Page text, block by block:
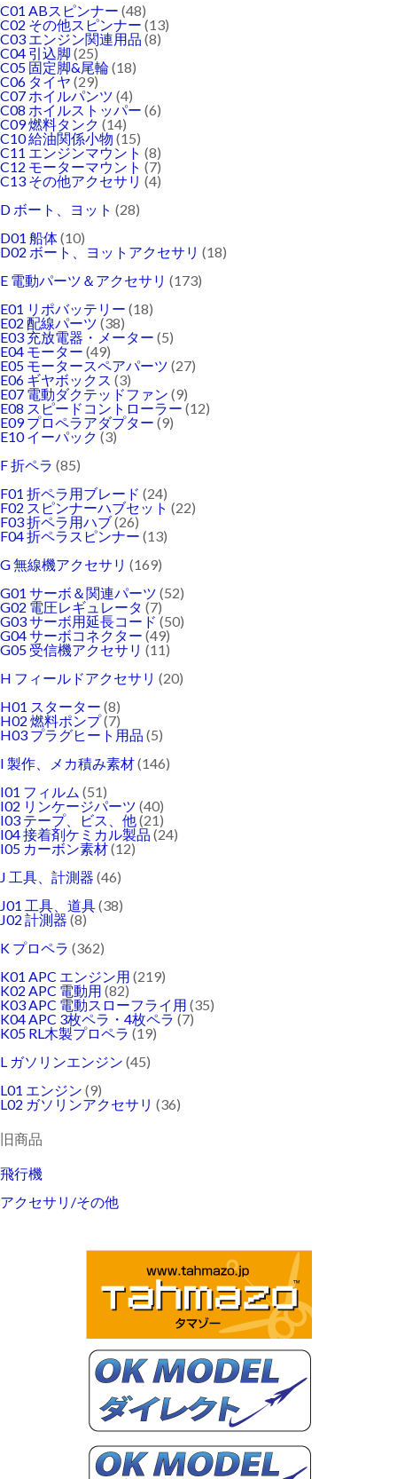
C01 ABスピンナー (48)
C02 その他スピンナー (13)
C03 エンジン関連用品 (8)
C04 引込脚 (25)
C05 固定脚&尾輪(18)
C06 タイヤ (29)
C07 ホイルパンツ (4)
C08 ホイルストッパー (6)
C09 燃料タンク (14)
C10 給油関係小物 (15)
C11 エンジンマウント (8)
C12 モーターマウント (7)
C13 その他アクセサリ (4)
D ボート、ヨット (28)
D01 船体 (10)
D02 ボート、ヨットアクセサリ (18)
E 電動パーツ＆アクセサリ (173)
E01 リポバッテリー (18)
E02 配線パーツ (38)
E03 充放電器・メーター (5)
E04 モーター (49)
E05 モータースペアパーツ (27)
E06 ギヤボックス (3)
E07 電動ダクテッドファン (9)
E08 スピードコントローラー (12)
E09 プロペラアダプター (9)
E10 イーパック (3)
F 折ペラ (85)
F01 折ペラ用ブレード (24)
F02 スピンナーハブセット (22)
F03 折ペラ用ハブ(26)
F04 折ペラスピンナー (13)
G 無線機アクセサリ (169)
G01 サーボ＆関連パーツ (52)
G02 電圧レギュレータ (7)
G03 サーボ用延長コード (50)
G04 サーボコネクター (49)
G05 受信機アクセサリ (11)
H フィールドアクセサリ (20)
H01 スターター (8)
H02 燃料ポンプ(7)
H03 プラグヒート用品 (5)
I 製作、メカ積み素材(146)
I01 フィルム (51)
I02 リンケージパーツ (40)
I03 テープ、ビス、他(21)
I04 接着剤ケミカル製品 (24)
I05 カーボン素材(12)
J 工具、計測器 (46)
J01 工具、道具(38)
J02 計測器 (8)
K プロペラ (362)
K01 APC エンジン用 (219)
K02 APC 電動用 (82)
K03 APC 電動スローフライ用 (35)
K04 APC 3枚ペラ・4枚ペラ (7)
K05 RL木製プロペラ (19)
L ガソリンエンジン (45)
L01 エンジン (9)
L02 ガソリンアクセサリ (36)
旧商品
飛行機
アクセサリ/その他